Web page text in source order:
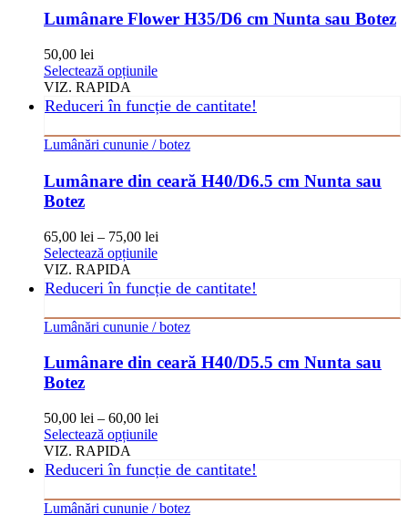
pot
în
produsului.
Lumânare Flower H35/D6 cm Nunta sau Botez
50,00 lei
Selectează opțiunileAcest
are
mai
multe
variații.
pot
în
pagina
VIZ. RAPIDA
Reduceri în funcție de cantitate!
Lumânări cununie / botez
Lumânare din ceară H40/D6.5 cm Nunta sau
Botez
65,00 lei – 75,00 lei
Selectează opțiunileAcest
are
mai
multe
variații.
pot
în
pagina
VIZ. RAPIDA
Reduceri în funcție de cantitate!
Lumânări cununie / botez
Lumânare din ceară H40/D5.5 cm Nunta sau
Botez
50,00 lei – 60,00 lei
Selectează opțiunileAcest
are
mai
multe
variații.
VIZ. RAPIDA
Reduceri în funcție de cantitate!
Lumânări cununie / botez